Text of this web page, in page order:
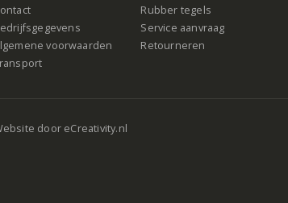
voorwaarden
Rubber tegels
Service aanvraag
Retourneren
door eCreativity.nl